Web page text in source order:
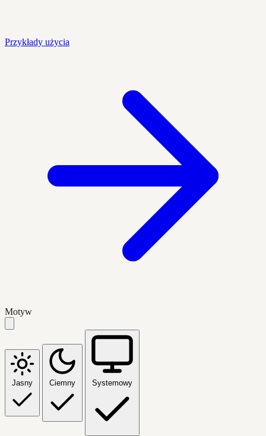
Przykłady użycia
Motyw
Jasny Ciemny Systemowy